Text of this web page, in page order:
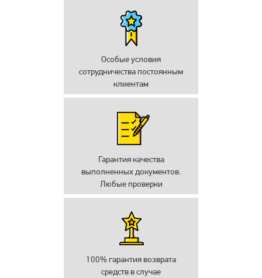
Особые условия
сотрудничества постоянным
клиентам
Гарантия качества
выполненных документов.
Любые проверки
100% гарантия возврата
средств в случае